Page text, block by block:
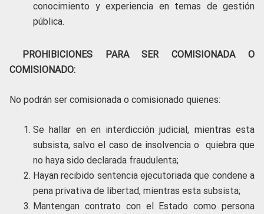
conocimiento y experiencia en temas de gestión
pública.
PROHIBICIONES PARA SER COMISIONADA O
COMISIONADO:
No podrán ser comisionada o comisionado quienes:
Se hallar en en interdicción judicial, mientras esta
subsista, salvo el caso de insolvencia o quiebra que
no haya sido declarada fraudulenta;
Hayan recibido sentencia ejecutoriada que condene a
pena privativa de libertad, mientras esta subsista;
Mantengan contrato con el Estado como persona